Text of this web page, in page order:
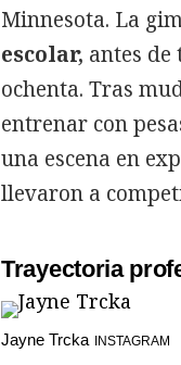
Minnesota. La
escolar, antes de
ochenta. Tras
entrenar con
una escena en
llevaron a
Trayectoria
Jayne Trcka INSTAGRAM